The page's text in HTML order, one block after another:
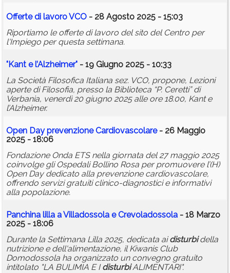
Offerte di lavoro VCO - 28 Agosto 2025 - 15:03
Riportiamo le offerte di lavoro del sito del Centro per
l'Impiego per questa settimana.
"Kant e l’Alzheimer" - 19 Giugno 2025 - 10:33
La Società Filosofica Italiana sez. VCO, propone, Lezioni
aperte di Filosofia, presso la Biblioteca “P. Ceretti” di
Verbania, venerdì 20 giugno 2025 alle ore 18.00, Kant e
l’Alzheimer.
Open Day prevenzione Cardiovascolare- 26 Maggio
2025 - 18:06
Fondazione Onda ETS nella giornata del 27 maggio 2025
coinvolge gli Ospedali Bollino Rosa per promuovere l’(H)
Open Day dedicato alla prevenzione cardiovascolare,
offrendo servizi gratuiti clinico-diagnostici e informativi
alla popolazione.
Panchina lilla a Villadossola e Crevoladossola - 18 Marzo
2025 - 18:06
Durante la Settimana Lilla 2025, dedicata aidisturbidella
nutrizione e dell'alimentazione, il Kiwanis Club
Domodossola ha organizzato un convegno gratuito
intitolato "LA BULIMIA E IdisturbiALIMENTARI".